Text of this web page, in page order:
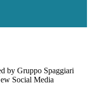
by Gruppo Spaggiari
Social Media